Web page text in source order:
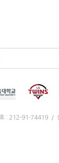
: 212-91-74419 /